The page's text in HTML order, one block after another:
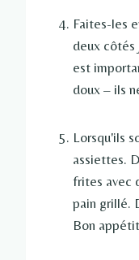
Faites-les
deux côtés
est
doux – ils
Lorsqu'ils
assiettes.
frites avec
pain grillé.
Bon